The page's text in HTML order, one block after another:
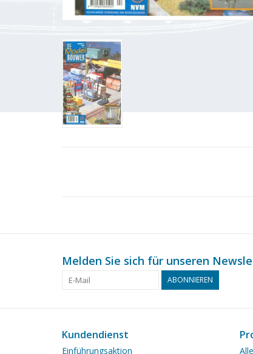
Melden Sie sich für unseren
ABONNIEREN
Kundendienst
Einführungsaktion